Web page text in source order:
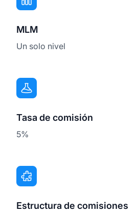
MLM
Un solo nivel
Tasa de comisión
5%
Estructura de comisiones